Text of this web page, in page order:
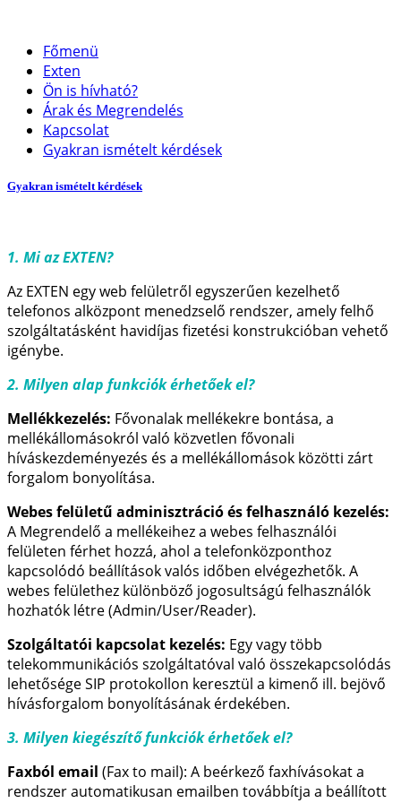
Főmenü
Exten
Ön is hívható?
Árak és Megrendelés
Kapcsolat
Gyakran ismételt kérdések
Gyakran ismételt kérdések
1. Mi az EXTEN?
Az EXTEN egy web felületről egyszerűen kezelhető
telefonos alközpont menedzselő rendszer, amely felhő
szolgáltatásként havidíjas fizetési konstrukcióban vehető
igénybe.
2. Milyen alap funkciók érhetőek el?
Mellékkezelés: Fővonalak mellékekre bontása, a
mellékállomásokról való közvetlen fővonali
híváskezdeményezés és a mellékállomások közötti zárt
forgalom bonyolítása.
Webes felületű adminisztráció és felhasználó kezelés:
A Megrendelő a mellékeihez a webes felhasználói
felületen férhet hozzá, ahol a telefonközponthoz
kapcsolódó beállítások valós időben elvégezhetők. A
webes felülethez különböző jogosultságú felhasználók
hozhatók létre (Admin/User/Reader).
Szolgáltatói kapcsolat kezelés: Egy vagy több
telekommunikációs szolgáltatóval való összekapcsolódás
lehetősége SIP protokollon keresztül a kimenő ill. bejövő
hívásforgalom bonyolításának érdekében.
3. Milyen kiegészítő funkciók érhetőek el?
Faxból email (Fax to mail): A beérkező faxhívásokat a
rendszer automatikusan emailben továbbítja a beállított